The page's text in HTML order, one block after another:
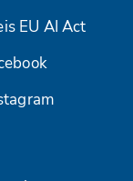
EU AI Act